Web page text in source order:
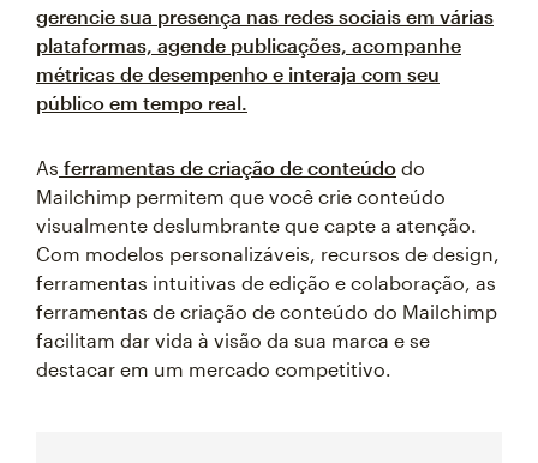
gerencie sua presença nas redes sociais em várias
plataformas, agende publicações, acompanhe
métricas de desempenho e interaja com seu
público em tempo real.
As ferramentas de criação de conteúdo do
Mailchimp permitem que você crie conteúdo
visualmente deslumbrante que capte a atenção.
Com modelos personalizáveis, recursos de design,
ferramentas intuitivas de edição e colaboração, as
ferramentas de criação de conteúdo do Mailchimp
facilitam dar vida à visão da sua marca e se
destacar em um mercado competitivo.